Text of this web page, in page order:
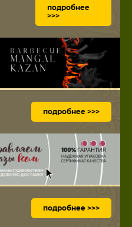
подробнее
>>>
подробнее >>>
подробнее >>>